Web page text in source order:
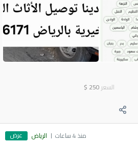
السعر 250
$
منذ 4 ساعات الرياض عرض